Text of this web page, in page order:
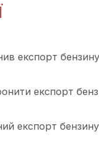
експорт бензину
експорт
експорт